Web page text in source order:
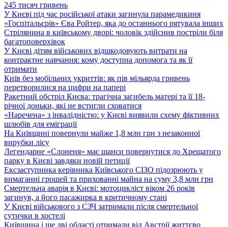
245 тисяч гривень
У Києві під час російської атаки загинула парамедикиня
«Госпітальєрів» Єва Ройтер, яка до останнього рятувала інших
Стрілянина в київському дворі: чоловік здійснив постріли біля
багатоповерхівок
У Києві дітям військових відшкодовують витрати на
контрактне навчання: кому доступна допомога та як її
отримати
Київ без мобільних укриттів: як пів мільярда гривень
перетворилися на цифри на папері
Ракетний обстріл Києва: трагічна загибель матері та її 18-
річної доньки, які не встигли сховатися
«Наречена» з інвалідністю: у Києві виявили схему фіктивних
шлюбів для еміграції
На Київщині повернули майже 1,8 млн грн з незаконної
вирубки лісу
Легендарне «Слоненя» має шанси повернутися до Хрещатого
парку в Києві завдяки новій петиції
Ексзаступника керівника Київського СІЗО підозрюють у
вимаганні грошей та прихованні майна на суму 3,8 млн грн
Смертельна аварія в Києві: мотоцикліст віком 26 років
загинув, а його пасажирка в критичному стані
У Києві військового з СЗЧ затримали після смертельної
сутички в хостелі
Київщина і ще дві області отримали від Австрії життєво